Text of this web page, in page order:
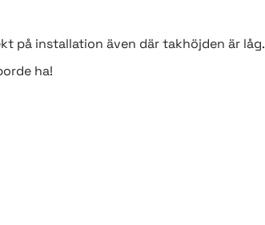
på installation även där takhöjden är låg.
ha!